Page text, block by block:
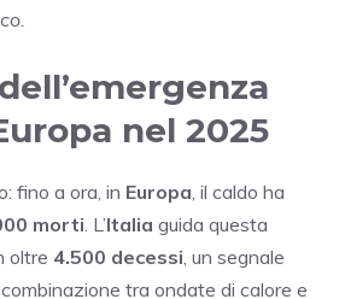
nel 2025
fino a ora, in Europa , il caldo ha
morti . L’Italia guida questa
oltre 4.500 decessi , un segnale
tra ondate di calore e